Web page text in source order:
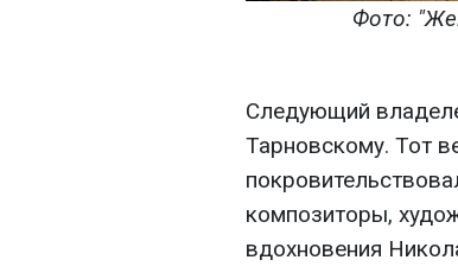
Фото:
Следующий
Тарновскому. Тот
композиторы,
вдохновения